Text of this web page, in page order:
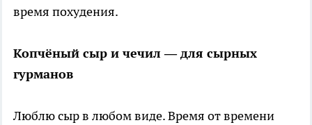
время похудения.
Копчёный сыр и чечил — для сырных
гурманов
Люблю сыр в любом виде. Время от времени